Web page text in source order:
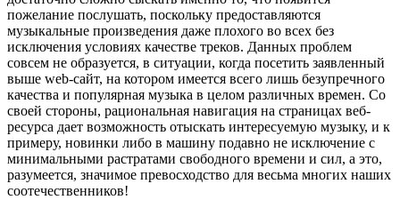
пожелание послушать, поскольку предоставляются
музыкальные произведения даже плохого во всех без
исключения условиях качестве треков. Данных проблем
совсем не образуется, в ситуации, когда посетить заявленный
выше web-сайт, на котором имеется всего лишь безупречного
качества и популярная музыка в целом различных времен. Со
своей стороны, рациональная навигация на страницах веб-
ресурса дает возможность отыскать интересуемую музыку, и к
примеру, новинки либо в машину подавно не исключение с
минимальными растратами свободного времени и сил, а это,
разумеется, значимое превосходство для весьма многих наших
соотечественников!